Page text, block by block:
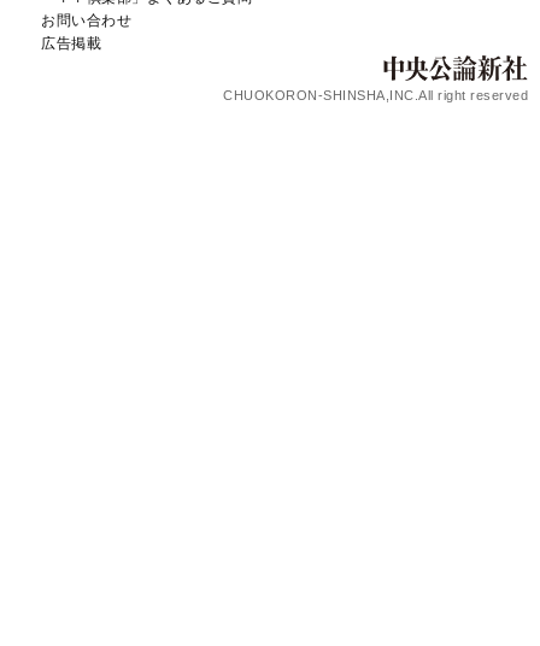
お問い合わせ
広告掲載
CHUOKORON-SHINSHA,INC.All right reserved